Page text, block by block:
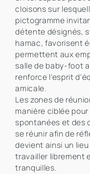
cloisons sur
pictogramme
détente désignés,
hamac, favorisent
permettent aux
salle de baby-foot
renforce l'esprit
amicale.
Les zones de
manière ciblée
spontanées et des
se réunir afin de
devient ainsi un
travailler librement
tranquilles.